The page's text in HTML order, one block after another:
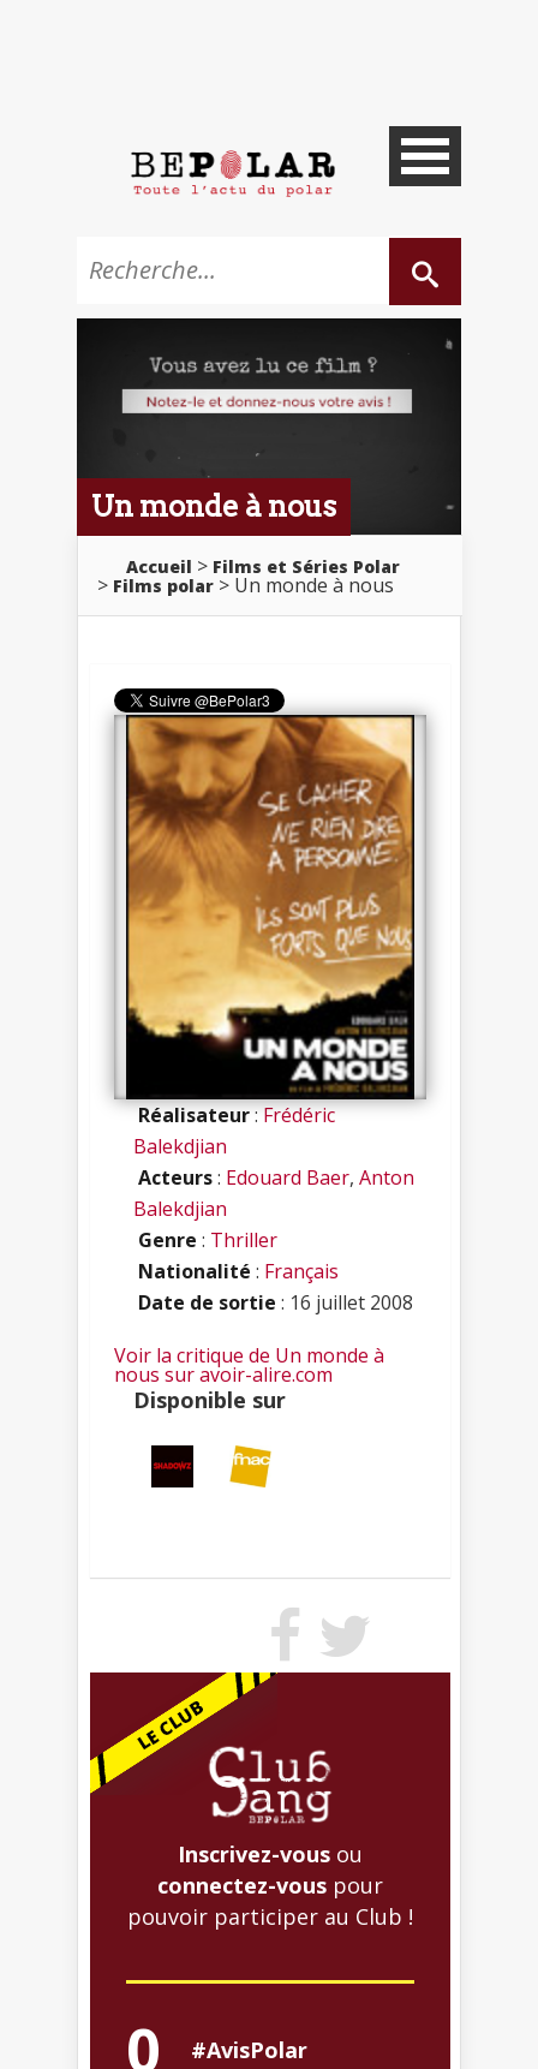
Un monde à nous
Accueil
Films et Séries Polar
Films polar
Un monde à nous
Réalisateur:Frédéric
Balekdjian
Acteurs: Edouard Baer, Anton
Balekdjian
Genre : Thriller
Nationalité : Français
Date de sortie : 16 juillet 2008
Voir la critique de Un monde à
nous sur avoir-alire.com
Disponible sur
Inscrivez-vous ou
connectez-vous pour
pouvoir participer au Club !
0 #AvisPolar